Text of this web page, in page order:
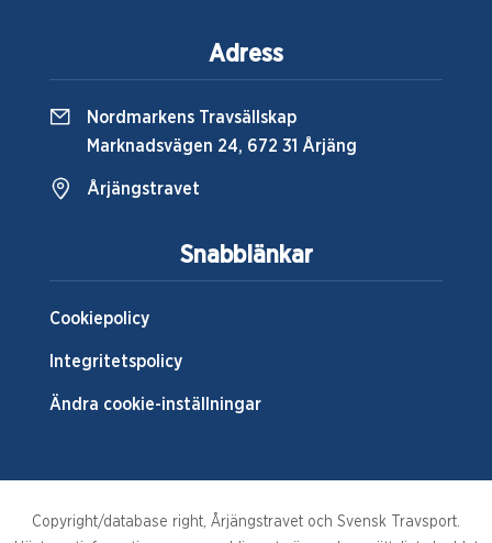
Snabblänkar
Cookiepolicy
Integritetspolicy
Ändra cookie-inställningar
Adress
Nordmarkens Travsällskap
Marknadsvägen 24, 672 31 Årjäng
Årjängstravet
Copyright/database right, Årjängstravet och Svensk Travsport.